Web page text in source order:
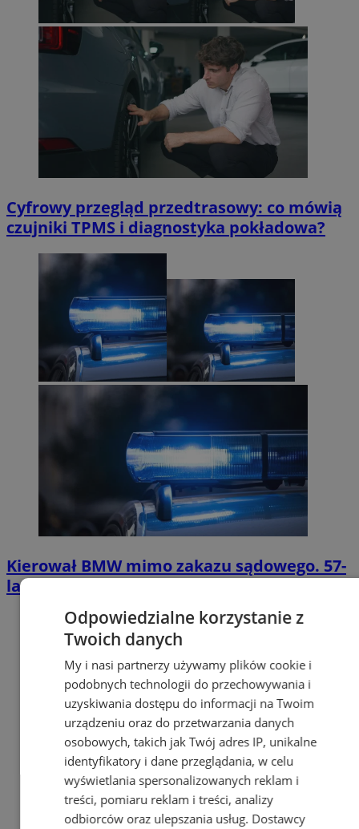
Cyfrowy przegląd przedtrasowy: co mówią
czujniki TPMS i diagnostyka pokładowa?
Kierował BMW mimo zakazu sądowego. 57-
latek zatrzymany w Zabrzu
Odpowiedzialne korzystanie z
Twoich danych
My i nasi partnerzy używamy plików cookie i
podobnych technologii do przechowywania i
uzyskiwania dostępu do informacji na Twoim
urządzeniu oraz do przetwarzania danych
osobowych, takich jak Twój adres IP, unikalne
identyfikatory i dane przeglądania, w celu
wyświetlania spersonalizowanych reklam i
treści, pomiaru reklam i treści, analizy
odbiorców oraz ulepszania usług. Dostawcy